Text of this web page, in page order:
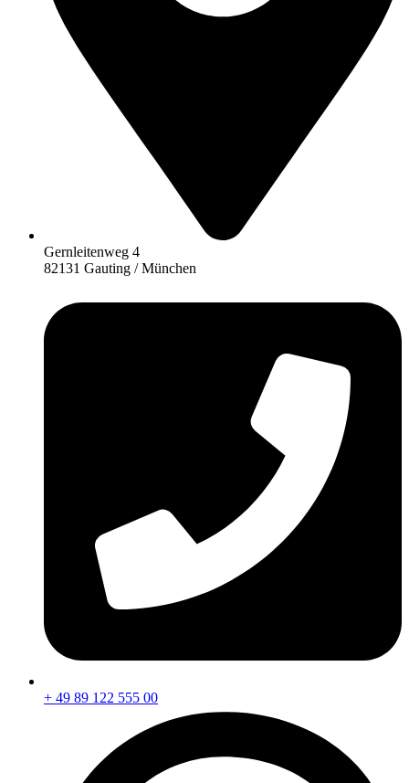
Gernleitenweg 4
82131 Gauting / München
+ 49 89 122 555 00